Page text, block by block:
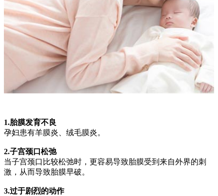
1.胎膜发育不良
孕妇患有羊膜炎、绒毛膜炎。
2.子宫颈口松弛
当子宫颈口比较松弛时，更容易导致胎膜受到来自外界的刺
激，从而导致胎膜早破。
3.过于剧烈的动作